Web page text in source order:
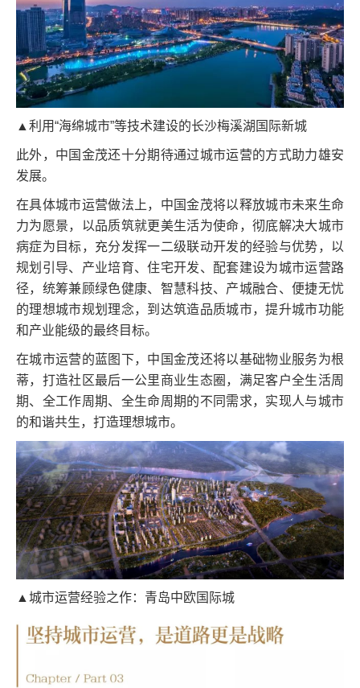
▲利用“海绵城市”等技术建设的长沙梅溪湖国际新城
此外，中国金茂还十分期待通过城市运营的方式助力雄安
发展。
在具体城市运营做法上，中国金茂将以释放城市未来生命
力为愿景，以品质筑就更美生活为使命，彻底解决大城市
病症为目标，充分发挥一二级联动开发的经验与优势，以
规划引导、产业培育、住宅开发、配套建设为城市运营路
径，统筹兼顾绿色健康、智慧科技、产城融合、便捷无忧
的理想城市规划理念，到达筑造品质城市，提升城市功能
和产业能级的最终目标。
在城市运营的蓝图下，中国金茂还将以基础物业服务为根
蒂，打造社区最后一公里商业生态圈，满足客户全生活周
期、全工作周期、全生命周期的不同需求，实现人与城市
的和谐共生，打造理想城市。
▲城市运营经验之作：青岛中欧国际城